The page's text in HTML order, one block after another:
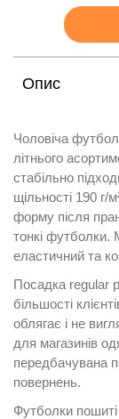
Опис
Чоловіча
літнього
стабільно
щільності 190 г/
форму після
тонкі футболки.
еластичний та
Посадка regular
більшості
облягає і не
для магазинів
передбачувана
повернень.
Футболки пошиті